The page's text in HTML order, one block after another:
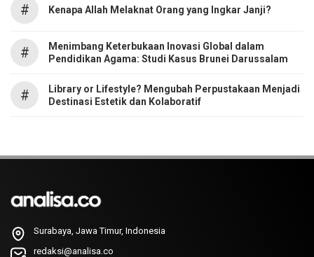
# Kenapa Allah Melaknat Orang yang Ingkar Janji?
#
Menimbang Keterbukaan Inovasi Global dalam
Pendidikan Agama: Studi Kasus Brunei Darussalam
#
Library or Lifestyle? Mengubah Perpustakaan Menjadi
Destinasi Estetik dan Kolaboratif
Surabaya, Jawa Timur, Indonesia
redaksi@analisa.co